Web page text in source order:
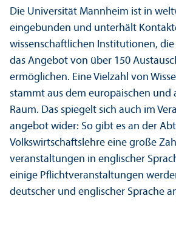
Die Universität Mannheim ist in
eingebunden und unter­hält
wissenschaft­lichen Institutionen,
das Angebot von über 150
ermöglichen. Eine Vielzahl von
stammt aus dem europäischen und
Raum. Das spiegelt sich auch im
angebot wider: So gibt es an der
Volkswirtschafts­lehre eine große
veranstaltungen in englischer
einige Pflicht­veranstaltungen
deutscher und englischer Sprache